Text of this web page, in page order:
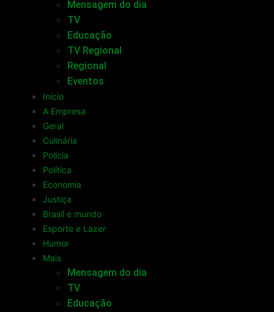
Mensagem do dia
TV
Educação
TV Regional
Regional
Eventos
Início
A Empresa
Geral
Culinária
Polícia
Política
Economia
Justiça
Brasil e mundo
Esporte e Lazer
Humor
Mais
Mensagem do dia
TV
Educação